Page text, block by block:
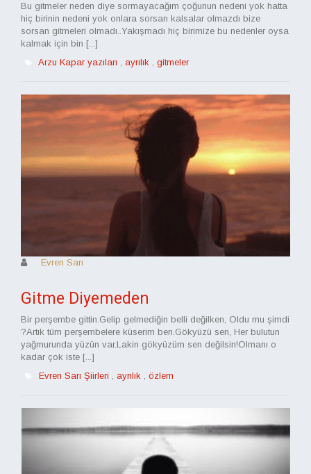
Bu gitmeler neden diye sormayacağım çoğunun nedeni yok hatta
hiç birinin nedeni yok onlara sorsan kalsalar olmazdı bize
sorsan gitmeleri olmadı..Yakışmadı hiç birimize bu nedenler oysa
kalmak için bin [...]
Arzu Kapar yazıları , ayrılık, gitmeler
Evren Sarı
Gitme Diyemeden
Bir perşembe gittin.Gelip gelmediğin belli değilken, Oldu mu şimdi
?Artık tüm perşembelere küserim ben.Gökyüzü sen, Her bulutun
yağmurunda yüzün var.Lakin gökyüzüm sen değilsin!Olmanı o
kadar çok iste [...]
Evren Sarı Şiirleri , ayrılık, özlem